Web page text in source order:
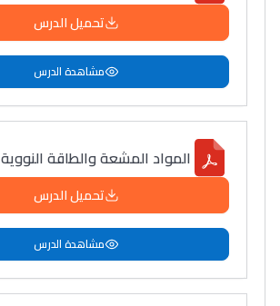
تحميل الدرس
مشاهدة الدرس
المواد المشعة والطاقة النوویة
تحميل الدرس
مشاهدة الدرس